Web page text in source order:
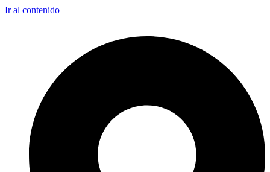
Ir al contenido